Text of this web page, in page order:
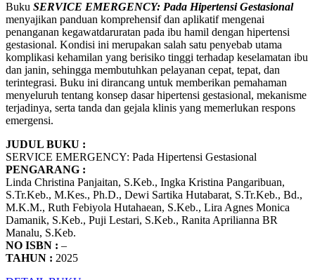
Buku SERVICE EMERGENCY: Pada Hipertensi Gestasional
menyajikan panduan komprehensif dan aplikatif mengenai
penanganan kegawatdaruratan pada ibu hamil dengan hipertensi
gestasional. Kondisi ini merupakan salah satu penyebab utama
komplikasi kehamilan yang berisiko tinggi terhadap keselamatan ibu
dan janin, sehingga membutuhkan pelayanan cepat, tepat, dan
terintegrasi. Buku ini dirancang untuk memberikan pemahaman
menyeluruh tentang konsep dasar hipertensi gestasional, mekanisme
terjadinya, serta tanda dan gejala klinis yang memerlukan respons
emergensi.
JUDUL BUKU :
SERVICE EMERGENCY: Pada Hipertensi Gestasional
PENGARANG :
Linda Christina Panjaitan, S.Keb., Ingka Kristina Pangaribuan,
S.Tr.Keb., M.Kes., Ph.D., Dewi Sartika Hutabarat, S.Tr.Keb., Bd.,
M.K.M., Ruth Febiyola Hutahaean, S.Keb., Lira Agnes Monica
Damanik, S.Keb., Puji Lestari, S.Keb., Ranita Aprilianna BR
Manalu, S.Keb.
NO ISBN : –
TAHUN : 2025